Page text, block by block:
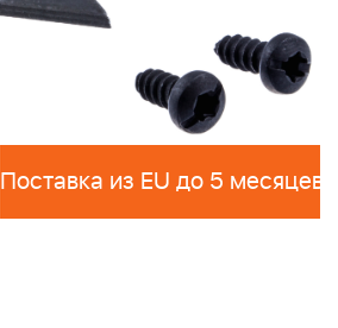
Поставка из EU до 5 месяцев